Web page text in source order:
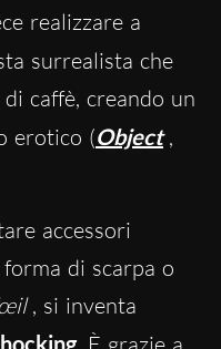
realizzare a
surrealista che
caffè, creando un
erotico (Object ,
accessori
di scarpa o
, si inventa